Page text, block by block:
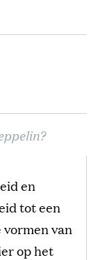
en
tot een
van
op het